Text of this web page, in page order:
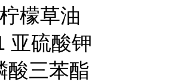
檬草油
亚硫酸钾
酸三苯酯